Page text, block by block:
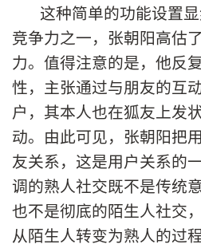
这种简单的功能设置
竞争力之一，张朝阳高估
力。值得注意的是，他反
性，主张通过与朋友的互
户，其本人也在狐友上发
动。由此可见，张朝阳把
友关系，这是用户关系的
调的熟人社交既不是传统
也不是彻底的陌生人社交
从陌生人转变为熟人的过程